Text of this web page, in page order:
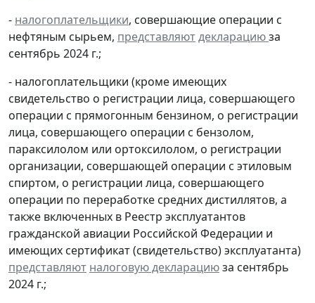
- налогоплательщики, совершающие операции с
нефтяным сырьем, представляютдекларациюза
сентябрь 2024 г.;
- налогоплательщики (кроме имеющих
свидетельство о регистрации лица, совершающего
операции с прямогонным бензином, о регистрации
лица, совершающего операции с бензолом,
параксилолом или ортоксилолом, о регистрации
организации, совершающей операции с этиловым
спиртом, о регистрации лица, совершающего
операции по переработке средних дистиллятов, а
также включенных в Реестр эксплуатантов
гражданской авиации Российской Федерации и
имеющих сертификат (свидетельство) эксплуатанта)
представляют налоговую декларациюза сентябрь
2024 г.;